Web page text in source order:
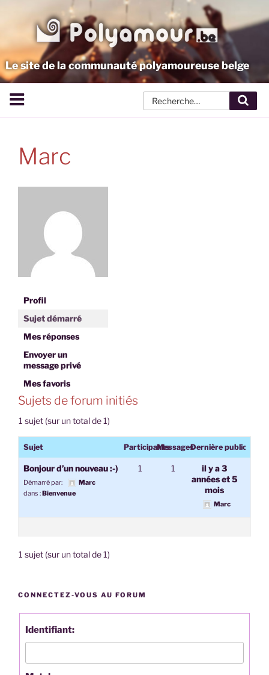
principal
Le site de la communauté polyamoureuse belge
Marc
Profil
Sujet démarré
Mes réponses
Envoyer un
message privé
Mes favoris
Sujets de forum initiés
1 sujet (sur un total de 1)
Sujet ParticipantsMessagesDernière publication
Bonjour d’un nouveau :-)
Démarré par:
Marc
dans :Bienvenue
1 1
il y a 3
années et 5
mois
Marc
1 sujet (sur un total de 1)
CONNECTEZ-VOUS AU FORUM
Identifiant: